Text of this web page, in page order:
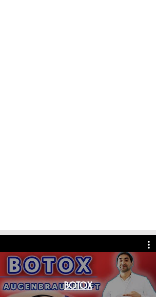
BOTOX